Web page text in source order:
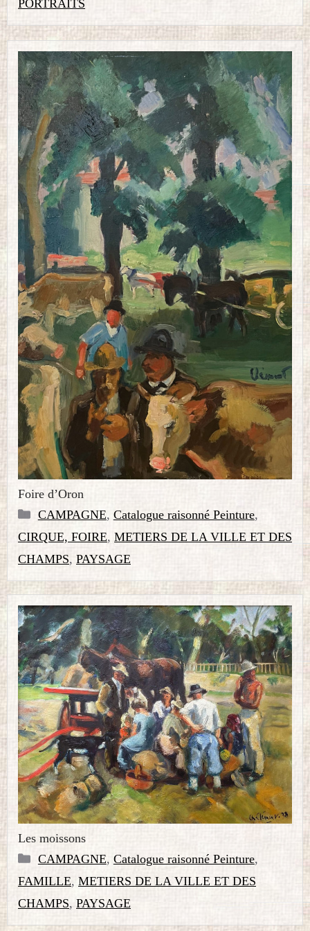
PORTRAITS
Foire d’Oron
Catégories
CAMPAGNE, Catalogue raisonné Peinture,
CIRQUE, FOIRE, METIERS DE LA VILLE ET DES
CHAMPS, PAYSAGE
Les moissons
Catégories
CAMPAGNE, Catalogue raisonné Peinture,
FAMILLE, METIERS DE LA VILLE ET DES
CHAMPS, PAYSAGE